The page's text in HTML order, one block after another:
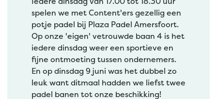
spelen we met Content'ers gezellig een
potje padel bij Plaza Padel Amersfoort.
Op onze 'eigen' vetrouwde baan 4 is het
iedere dinsdag weer een sportieve en
fijne ontmoeting tussen ondernemers.
En op dinsdag 9 juni was het dubbel zo
leuk want ditmaal hadden we liefst twee
padel banen tot onze beschikking!